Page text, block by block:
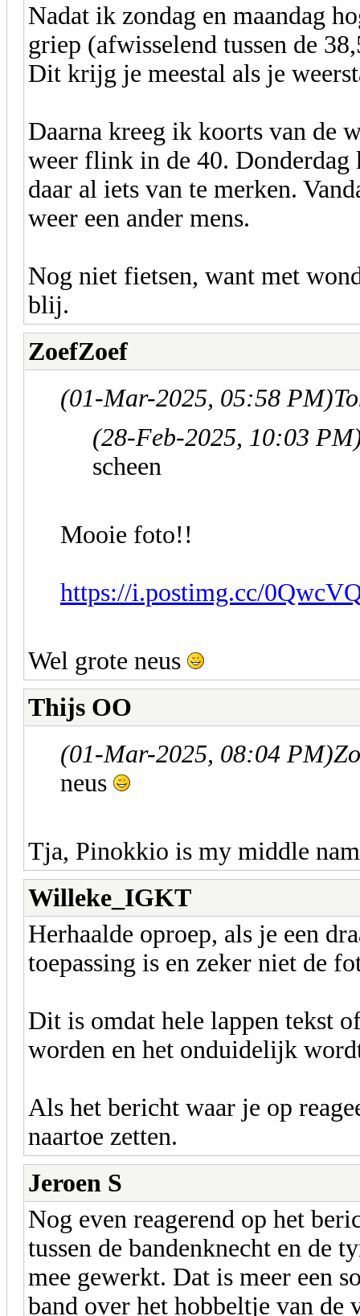
Nadat ik zondag en maandag
griep (afwisselend tussen de
Dit krijg je meestal als je
Daarna kreeg ik koorts van de
weer flink in de 40.
daar al iets van te merken.
weer een ander mens.
Nog niet fietsen, want met
blij.
ZoefZoef
(01-Mar-2025, 05:58 PM)
(28-Feb-2025, 10:03
scheen
Mooie foto!!
https://i.postimg.cc/
Wel grote neus
Thijs OO
(01-Mar-2025, 08:04 PM)
neus
Tja, Pinokkio is my middle
Willeke_IGKT
Herhaalde oproep, als je een
toepassing is en zeker niet de
Dit is omdat hele lappen tekst
worden en het onduidelijk
Als het bericht waar je op
naartoe zetten.
Jeroen S
Nog even reagerend op het
tussen de bandenknecht en de
mee gewerkt. Dat is meer een
band over het hobbeltje van de